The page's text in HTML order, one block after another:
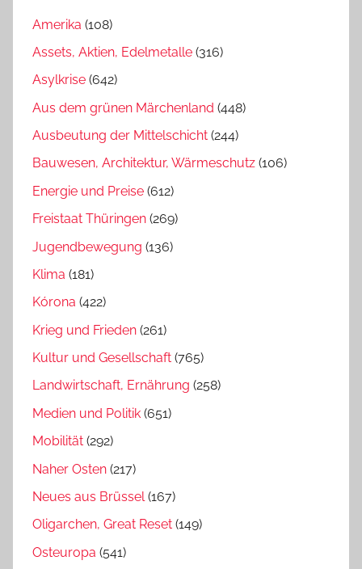
Amerika (108)
Assets, Aktien, Edelmetalle (316)
Asylkrise (642)
Aus dem grünen Märchenland (448)
Ausbeutung der Mittelschicht (244)
Bauwesen, Architektur, Wärmeschutz (106)
Energie und Preise (612)
Freistaat Thüringen (269)
Jugendbewegung (136)
Klima (181)
Kórona (422)
Krieg und Frieden (261)
Kultur und Gesellschaft (765)
Landwirtschaft, Ernährung (258)
Medien und Politik (651)
Mobilität (292)
Naher Osten (217)
Neues aus Brüssel(167)
Oligarchen, Great Reset (149)
Osteuropa (541)